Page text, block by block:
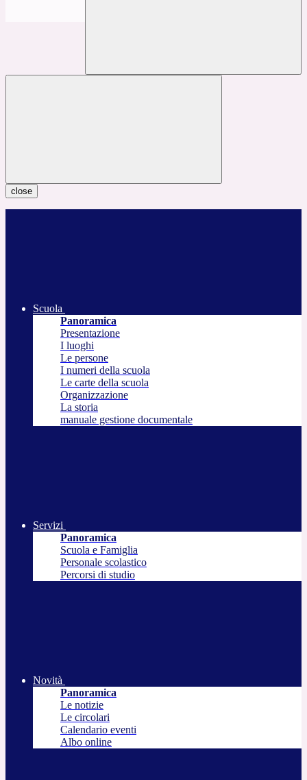
close
Scuola
Panoramica
Presentazione
I luoghi
Le persone
I numeri della scuola
Le carte della scuola
Organizzazione
La storia
manuale gestione documentale
Servizi
Panoramica
Scuola e Famiglia
Personale scolastico
Percorsi di studio
Novità
Panoramica
Le notizie
Le circolari
Calendario eventi
Albo online